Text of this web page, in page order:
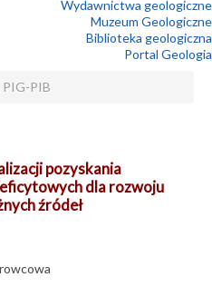
Wydawnictwa geologiczne
Muzeum Geologiczne
Biblioteka geologiczna
Portal Geologia
PIG-PIB
pozyskania
dla rozwoju
źródeł